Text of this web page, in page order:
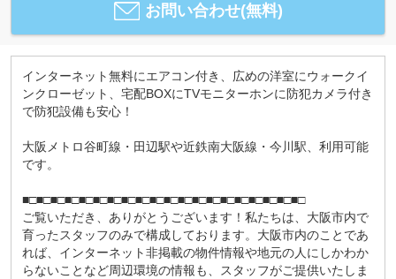
お問い合わせ(無料)
インターネット無料にエアコン付き、広めの洋室にウォークイ
ンクローゼット、宅配BOXにTVモニターホンに防犯カメラ付き
で防犯設備も安心！
大阪メトロ谷町線・田辺駅や近鉄南大阪線・今川駅、利用可能
です。
■□■□■□■□■□■□■□■□■□■□■□■□■□■□■□■□■□■□■□■□
ご覧いただき、ありがとうございます！私たちは、大阪市内で
育ったスタッフのみで構成しております。大阪市内のことであ
れば、インターネット非掲載の物件情報や地元の人にしかわか
らないことなど周辺環境の情報も、スタッフがご提供いたしま